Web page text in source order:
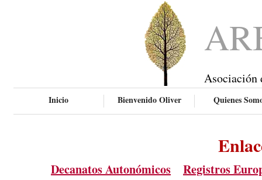
Asociación
Inicio Bienvenido Oliver Quienes
Decanatos Autonómicos Registros